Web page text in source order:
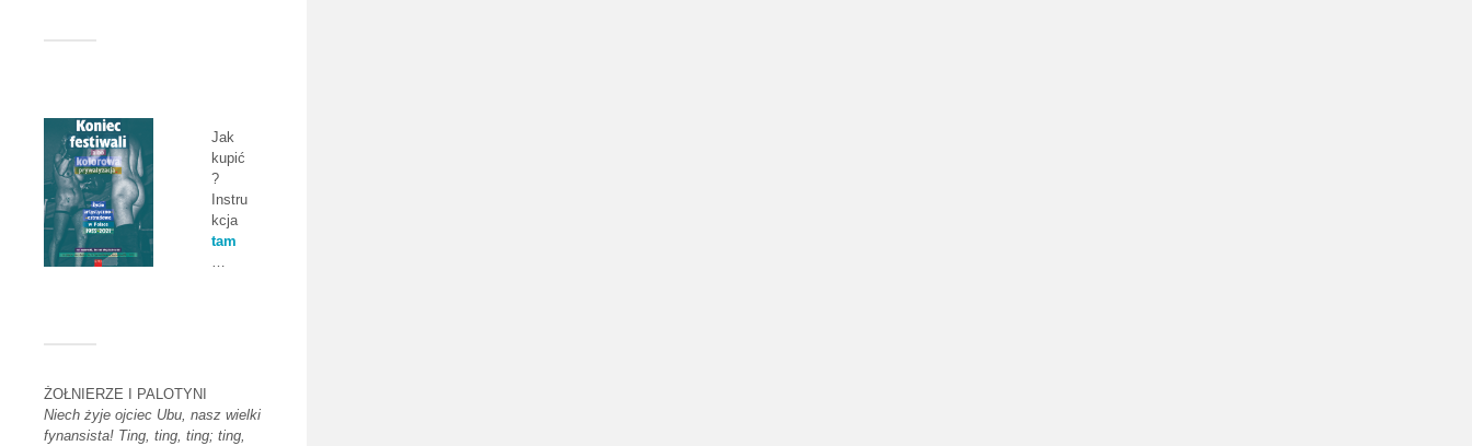
Jak
kupić
?
Instru
kcja
tam
ŻOŁNIERZE I PALOTYNI
Niech żyje ojciec Ubu, nasz wielki
fynansista! Ting, ting, ting; ting,